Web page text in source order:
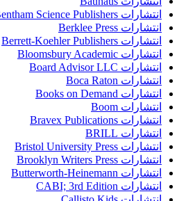
انتشارات Bentham Science Publishers
انتشارات Berklee Press
انتشارات Berrett-Koehler Publishers
انتشارات Bloomsbury Academic
انتشارات Board Advisor LLC
انتشارات Boca Raton
انتشارات Books on Demand
انتشارات Boom
انتشارات Bravex Publications
انتشارات BRILL
انتشارات Bristol University Press
انتشارات Brooklyn Writers Press
انتشارات Butterworth-Heinemann
انتشارات CABI; 3rd Edition